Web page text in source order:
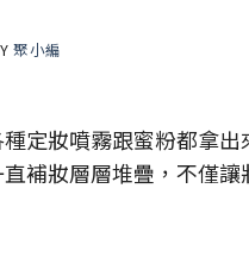
聚小編
定妝噴霧跟蜜粉都拿
補妝層層堆疊，不僅